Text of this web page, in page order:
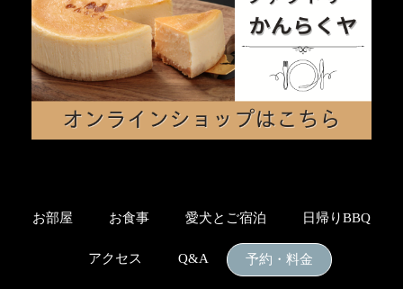
お部屋 お食事 愛犬とご宿泊 日帰りBBQ
アクセス Q&A 予約・料金